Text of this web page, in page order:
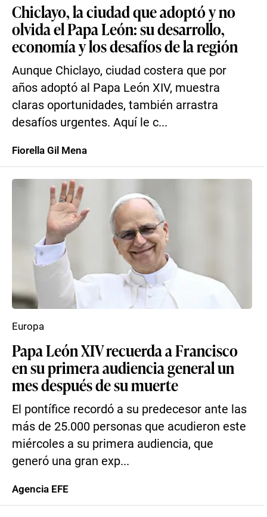
Chiclayo, la ciudad que adoptó y no
olvida el Papa León: su desarrollo,
economía y los desafíos de la región
Aunque Chiclayo, ciudad costera que por
años adoptó al Papa León XIV, muestra
claras oportunidades, también arrastra
desafíos urgentes. Aquí le c...
Fiorella Gil Mena
Papa León XIV recuerda a Francisco
en su primera audiencia general un
mes después de su muerte
El pontífice recordó a su predecesor ante las
más de 25.000 personas que acudieron este
miércoles a su primera audiencia, que
generó una gran exp...
Europa
Agencia EFE